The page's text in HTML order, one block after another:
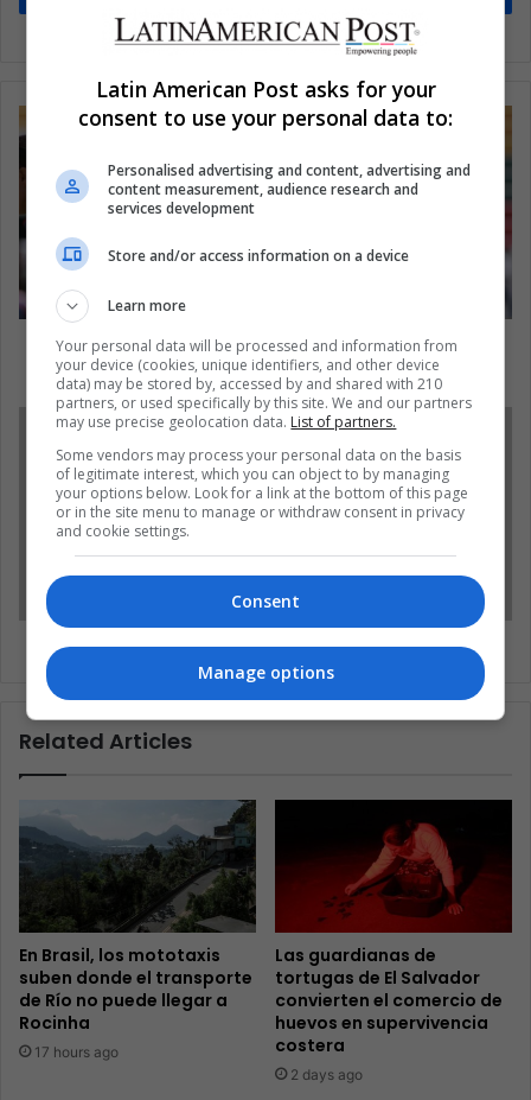
Nicole Regnier: La diva del futbol profesional
colombiano
Yasuhiro Suzuki: el piragüista antideportivo
Related Articles
En Brasil, los mototaxis
suben donde el transporte
de Río no puede llegar a
Rocinha
17 hours ago
Las guardianas de
tortugas de El Salvador
convierten el comercio de
huevos en supervivencia
costera
2 days ago
Latin American Post asks for your
consent to use your personal data to:
Personalised advertising and content, advertising and
content measurement, audience research and
services development
Store and/or access information on a device
Learn more
Your personal data will be processed and information from
your device (cookies, unique identifiers, and other device
data) may be stored by, accessed by and shared with 210
partners, or used specifically by this site. We and our partners
may use precise geolocation data. List of partners.
Some vendors may process your personal data on the basis
of legitimate interest, which you can object to by managing
your options below. Look for a link at the bottom of this page
or in the site menu to manage or withdraw consent in privacy
and cookie settings.
Consent
Manage options